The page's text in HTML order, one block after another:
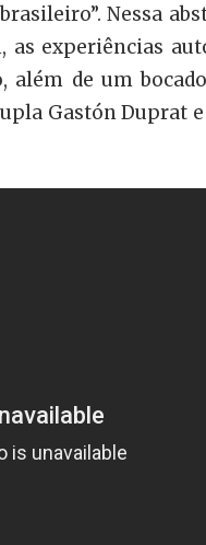
Nessa
as experiências
de um
Gastón Duprat